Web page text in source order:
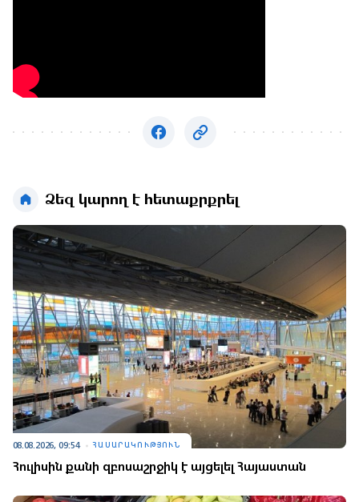
Ձեզ կարող է հետաքրքրել
08.08.2026, 09:54 ՀԱՍԱՐԱԿՈՒԹՅՈՒՆ
Հուլիսին քանի զբոսաշրջիկ է այցելել Հայաստան